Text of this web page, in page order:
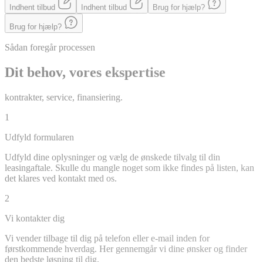
Indhent tilbud Indhent tilbud Brug for hjælp?
Brug for hjælp?
Sådan foregår processen
Dit behov, vores ekspertise
kontrakter, service, finansiering.
1
Udfyld formularen
Udfyld dine oplysninger og vælg de ønskede tilvalg til din
leasingaftale. Skulle du mangle noget som ikke findes på listen, kan
det klares ved kontakt med os.
2
Vi kontakter dig
Vi vender tilbage til dig på telefon eller e-mail inden for
førstkommende hverdag. Her gennemgår vi dine ønsker og finder
den bedste løsning til dig.